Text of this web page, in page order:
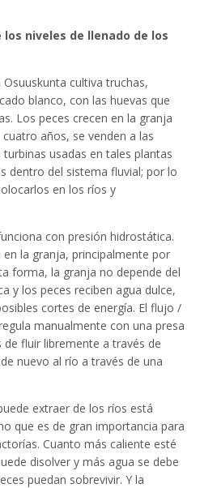
niveles de llenado de los
cultiva truchas,
blanco, con las huevas que
Los peces crecen en la granja
años, se venden a las
usadas en tales plantas
dentro del sistema fluvial; por lo
en los ríos y
con presión hidrostática.
la granja, principalmente por
forma, la granja no depende del
y los peces reciben agua dulce,
cortes de energía. El flujo /
manualmente con una presa
fluir libremente a través de
nuevo al río a través de una
extraer de los ríos está
que es de gran importancia para
Cuanto más caliente esté
disolver y más agua se debe
puedan sobrevivir. Y la